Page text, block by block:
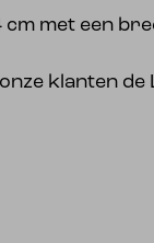
cm met een
klanten de